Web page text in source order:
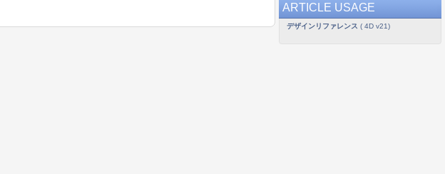
ARTICLE USAGE
デザインリファレンス ( 4D v21)